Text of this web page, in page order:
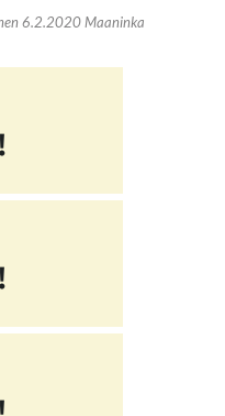
6.2.2020 Maaninka